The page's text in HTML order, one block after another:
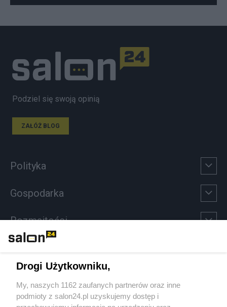
Podziel się swoją opinią
ZAŁÓŻ BLOG
Polityka
Gospodarka
Rozmaitości
Sport
Społeczeństwo
Drogi Użytkowniku,
My, naszych 1162 zaufanych partnerów oraz inne
podmioty z salon24.pl uzyskujemy dostęp i